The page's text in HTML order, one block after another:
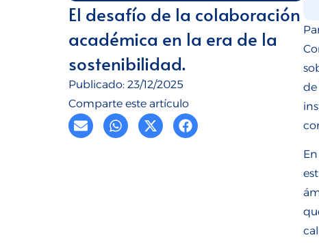
El desafío de la colaboración
académica en la era de la
sostenibilidad.
Publicado: 23/12/2025
Comparte este artículo
de